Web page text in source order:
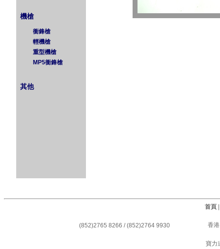
機槍
衝鋒槍
輕機槍
重型機槍
MP5衝鋒槍
其他
首頁
(852)2765 8266 / (852)2764 9930 香
寶力